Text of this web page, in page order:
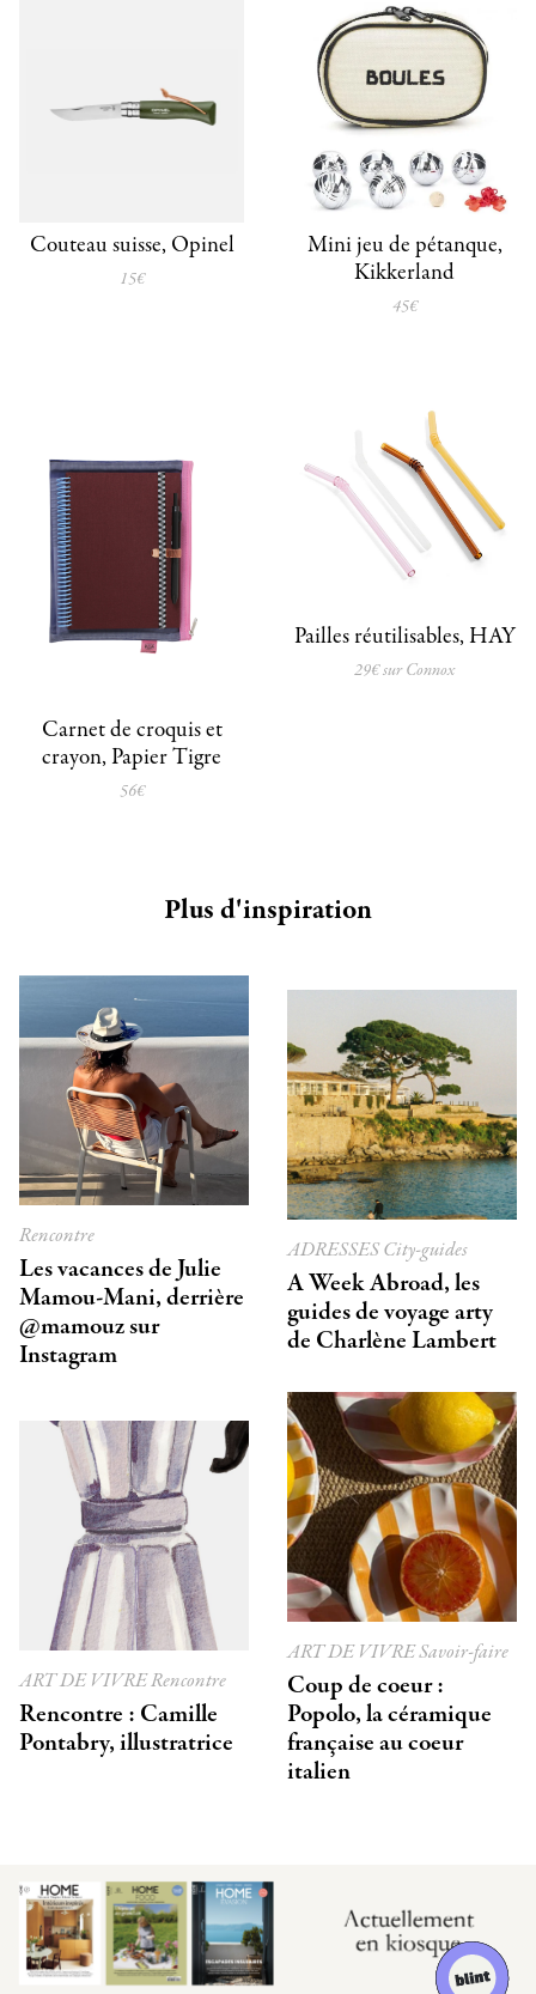
Couteau suisse, Opinel
15€
Mini jeu de pétanque,
Kikkerland
45€
Carnet de croquis et
crayon, Papier Tigre
56€
Pailles réutilisables, HAY
29€ sur Connox
Plus d'inspiration
Rencontre
Les vacances de Julie
Mamou-Mani, derrière
@mamouz sur
Instagram
ADRESSESCity-guides
A Week Abroad, les
guides de voyage arty
de Charlène Lambert
ART DE VIVRERencontre
Rencontre : Camille
Pontabry, illustratrice
ART DE VIVRESavoir-faire
Coup de coeur :
Popolo, la céramique
française au coeur
italien